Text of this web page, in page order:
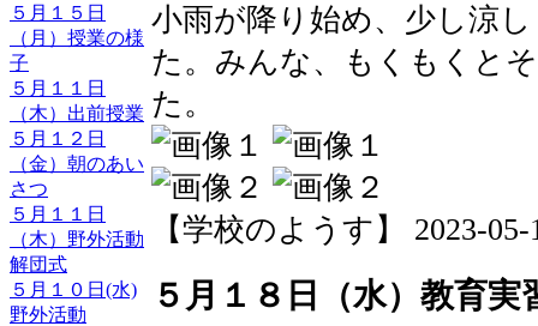
５月１５日
（月）授業の様
子
５月１１日
（木）出前授業
５月１２日
（金）朝のあい
さつ
５月１１日
（木）野外活動
解団式
５月１０日(水)
野外活動
小雨が降り始め、少し涼
た。みんな、もくもくと
た。
【学校のようす】 2023-05-
５月１８日（水）教育実